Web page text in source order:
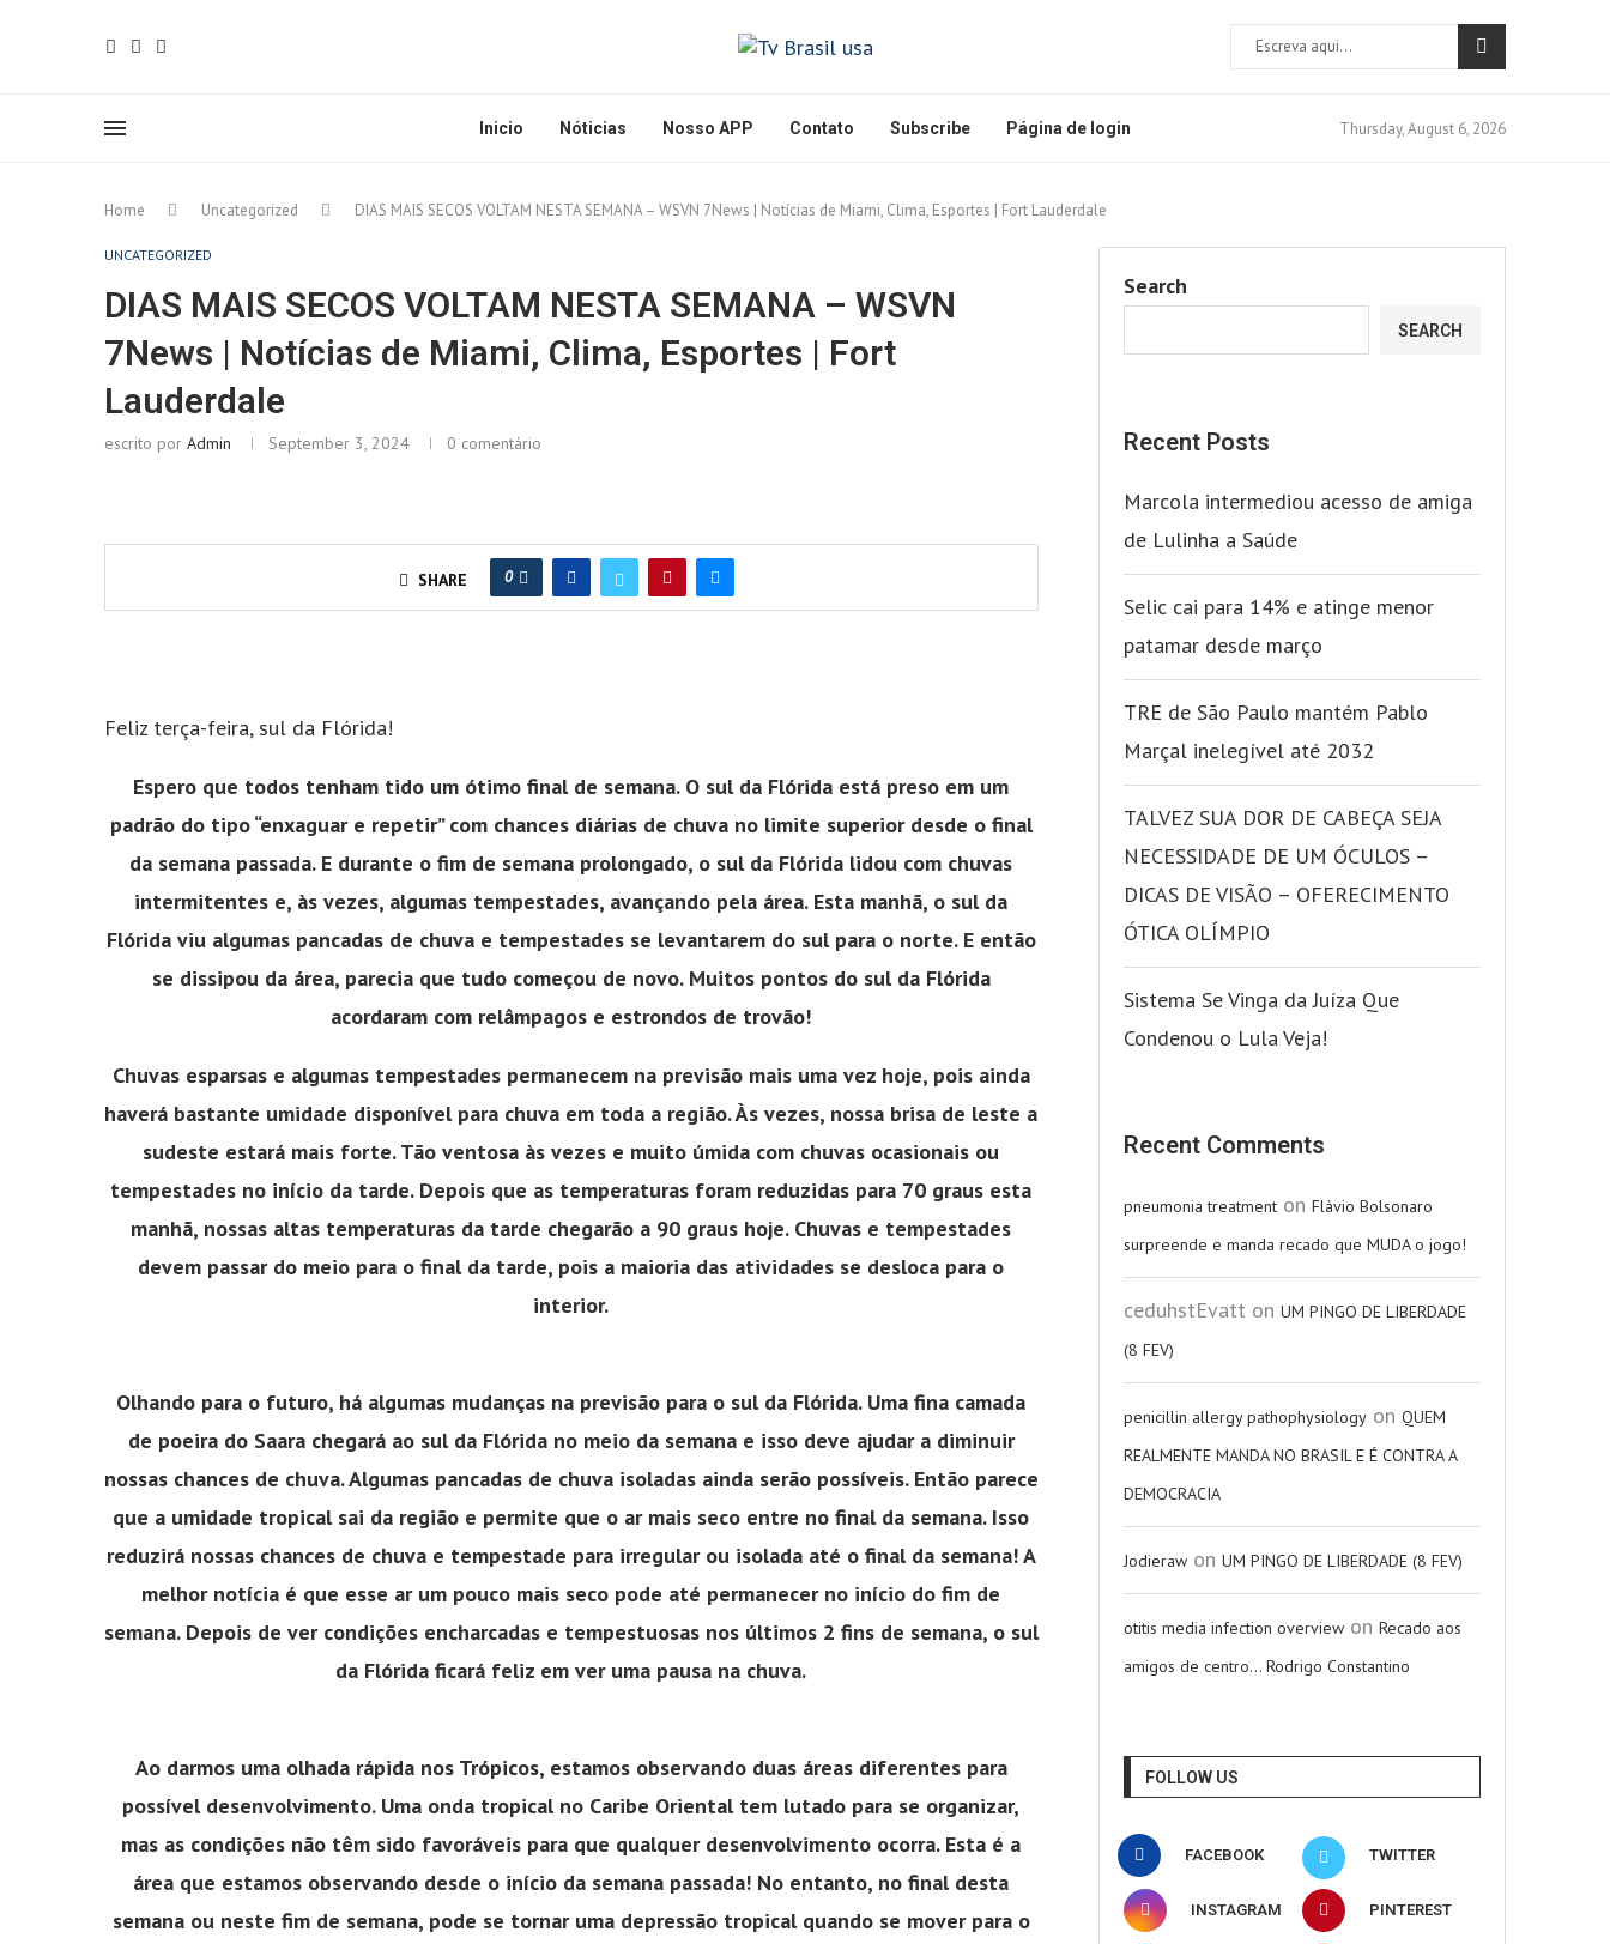
Inicio Nóticias Nosso APP Contato Subscribe Página de login Thursday, August 6, 2026
Home Uncategorized DIAS MAIS SECOS VOLTAM NESTA SEMANA – WSVN 7News | Notícias de Miami, Clima, Esportes | Fort Lauderdale
UNCATEGORIZED
DIAS MAIS SECOS VOLTAM NESTA SEMANA – WSVN
7News | Notícias de Miami, Clima, Esportes | Fort
Lauderdale
escrito por Admin September 3, 2024 0 comentário
SHARE 0
Feliz terça-feira, sul da Flórida!
Espero que todos tenham tido um ótimo final de semana. O sul da Flórida está preso em um
padrão do tipo “enxaguar e repetir” com chances diárias de chuva no limite superior desde o final
da semana passada. E durante o fim de semana prolongado, o sul da Flórida lidou com chuvas
intermitentes e, às vezes, algumas tempestades, avançando pela área. Esta manhã, o sul da
Flórida viu algumas pancadas de chuva e tempestades se levantarem do sul para o norte. E então
se dissipou da área, parecia que tudo começou de novo. Muitos pontos do sul da Flórida
acordaram com relâmpagos e estrondos de trovão!
Chuvas esparsas e algumas tempestades permanecem na previsão mais uma vez hoje, pois ainda
haverá bastante umidade disponível para chuva em toda a região. Às vezes, nossa brisa de leste a
sudeste estará mais forte. Tão ventosa às vezes e muito úmida com chuvas ocasionais ou
tempestades no início da tarde. Depois que as temperaturas foram reduzidas para 70 graus esta
manhã, nossas altas temperaturas da tarde chegarão a 90 graus hoje. Chuvas e tempestades
devem passar do meio para o final da tarde, pois a maioria das atividades se desloca para o
interior.
Olhando para o futuro, há algumas mudanças na previsão para o sul da Flórida. Uma fina camada
de poeira do Saara chegará ao sul da Flórida no meio da semana e isso deve ajudar a diminuir
nossas chances de chuva. Algumas pancadas de chuva isoladas ainda serão possíveis. Então parece
que a umidade tropical sai da região e permite que o ar mais seco entre no final da semana. Isso
reduzirá nossas chances de chuva e tempestade para irregular ou isolada até o final da semana! A
melhor notícia é que esse ar um pouco mais seco pode até permanecer no início do fim de
semana. Depois de ver condições encharcadas e tempestuosas nos últimos 2 fins de semana, o sul
da Flórida ficará feliz em ver uma pausa na chuva.
Ao darmos uma olhada rápida nos Trópicos, estamos observando duas áreas diferentes para
possível desenvolvimento. Uma onda tropical no Caribe Oriental tem lutado para se organizar,
mas as condições não têm sido favoráveis ​​para que qualquer desenvolvimento ocorra. Esta é a
área que estamos observando desde o início da semana passada! No entanto, no final desta
semana ou neste fim de semana, pode se tornar uma depressão tropical quando se mover para o
Search
SEARCH
Recent Posts
Marcola intermediou acesso de amiga
de Lulinha a Saúde
Selic cai para 14% e atinge menor
patamar desde março
TRE de São Paulo mantém Pablo
Marçal inelegível até 2032
TALVEZ SUA DOR DE CABEÇA SEJA
NECESSIDADE DE UM ÓCULOS –
DICAS DE VISÃO – OFERECIMENTO
ÓTICA OLÍMPIO
Sistema Se Vinga da Juíza Que
Condenou o Lula Veja!
Recent Comments
pneumonia treatment on Flávio Bolsonaro
surpreende e manda recado que MUDA o jogo!
ceduhstEvatt on UM PINGO DE LIBERDADE
(8 FEV)
penicillin allergy pathophysiology on QUEM
REALMENTE MANDA NO BRASIL E É CONTRA A
DEMOCRACIA
Jodieraw on UM PINGO DE LIBERDADE (8 FEV)
otitis media infection overview on Recado aos
amigos de centro… Rodrigo Constantino
FOLLOW US
FACEBOOK TWITTER
INSTAGRAM PINTEREST